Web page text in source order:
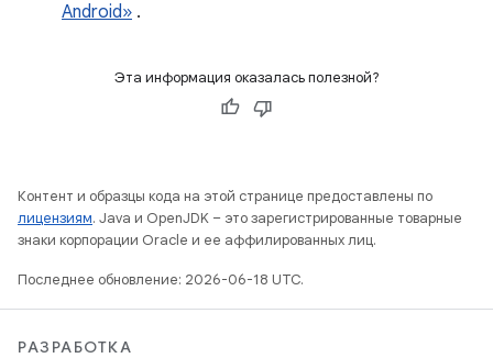
Android» .
Эта информация оказалась полезной?
Контент и образцы кода на этой странице предоставлены по
лицензиям. Java и OpenJDK – это зарегистрированные товарные
знаки корпорации Oracle и ее аффилированных лиц.
Последнее обновление: 2026-06-18 UTC.
РАЗРАБОТКА